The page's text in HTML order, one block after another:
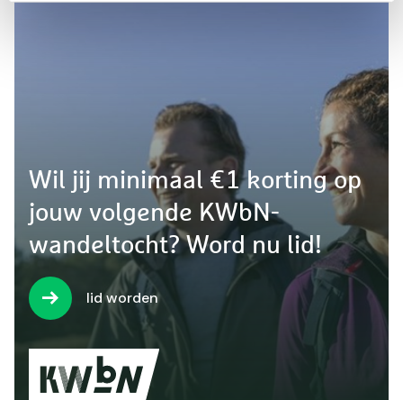
Wil jij minimaal €1 korting op
jouw volgende KWbN-
wandeltocht? Word nu lid!
lid worden